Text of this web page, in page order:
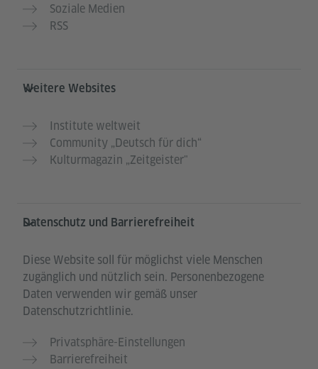
Soziale Medien
RSS
Weitere Websites
Institute weltweit
Community „Deutsch für dich“
Kulturmagazin „Zeitgeister"
Datenschutz und Barrierefreiheit
Diese Website soll für möglichst viele Menschen
zugänglich und nützlich sein. Personenbezogene
Daten verwenden wir gemäß unser
Datenschutzrichtlinie.
Privatsphäre-Einstellungen
Barrierefreiheit